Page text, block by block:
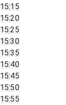
15:15
15:20
15:25
15:30
15:35
15:40
15:45
15:50
15:55